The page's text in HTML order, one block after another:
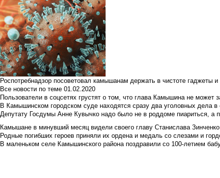
Роспотребнадзор посоветовал камышанам держать в чистоте гаджеты
Все новости по теме 01.02.2020
Пользователи в соцсетях грустят о том, что глава Камышина не может
В Камышинском городском суде находятся сразу два уголовных дела
Депутату Госдумы Анне Кувычко надо было не в роддоме пиариться, а
Камышане в минувший месяц видели своего главу Станислава Зинченко
Родные погибших героев приняли их ордена и медаль со слезами и
В маленьком селе Камышинского района поздравили со 100-летием